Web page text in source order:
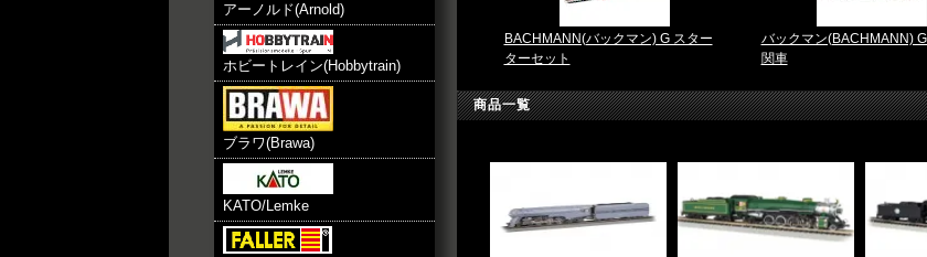
アーノルド(Arnold)
ホビートレイン(Hobbytrain)
ブラワ(Brawa)
KATO/Lemke
BACHMANN(バックマン) G スター
ターセット
バックマン(BACHMANN)
関車
商品一覧